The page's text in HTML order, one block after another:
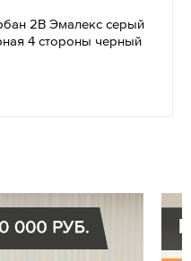
2В Эмалекс серый
4 стороны черный